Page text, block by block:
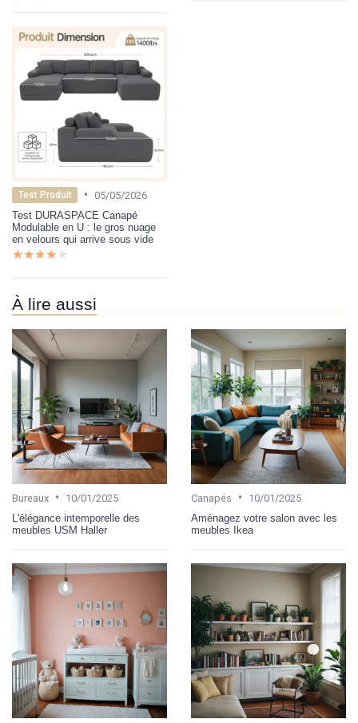
Test Produit • 05/05/2026
Test DURASPACE Canapé
Modulable en U : le gros nuage
en velours qui arrive sous vide
★★★★★
★★★★★
À lire aussi
Bureaux •
10/01/2025
L'élégance intemporelle des
meubles USM Haller
Canapés •
10/01/2025
Aménagez votre salon avec les
meubles Ikea